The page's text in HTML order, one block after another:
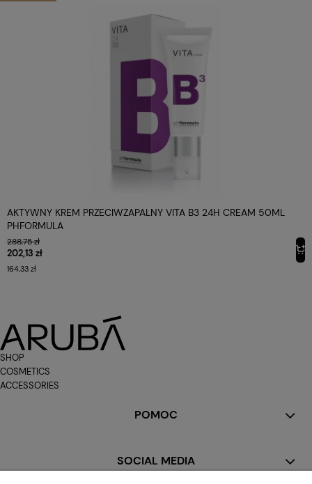
AKTYWNY KREM PRZECIWZAPALNY VITA B3 24H CREAM 50ML
PHFORMULA
288,75 zł
202,13 zł
164,33 zł
SHOP
COSMETICS
ACCESSORIES
POMOC
SOCIAL MEDIA